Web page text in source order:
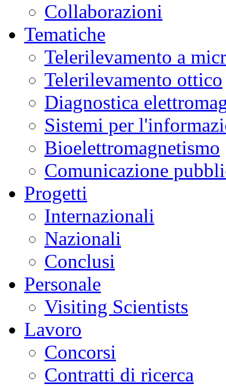
Collaborazioni
Tematiche
Telerilevamento a
Telerilevamento ottico
Diagnostica
Sistemi per
Bioelettromagnetismo
Comunicazione
Progetti
Internazionali
Nazionali
Conclusi
Personale
Visiting Scientists
Lavoro
Concorsi
Contratti di ricerca